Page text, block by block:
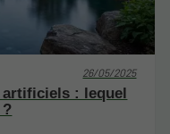
26/05/2025
: lequel